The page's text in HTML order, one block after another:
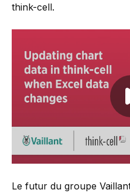
think-cell.
Le futur du groupe